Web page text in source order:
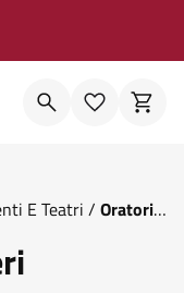
E Teatri / Oratorio